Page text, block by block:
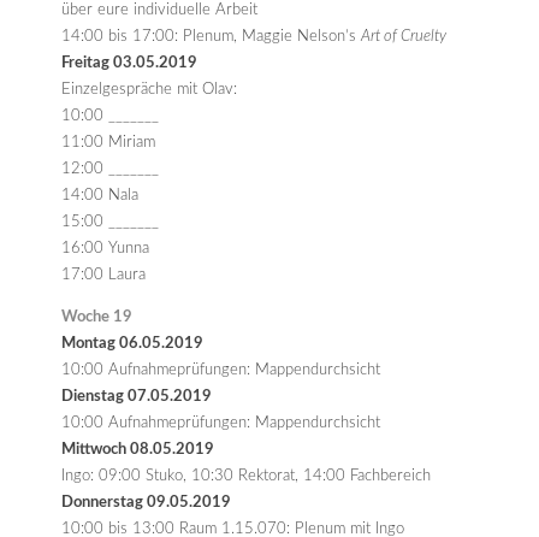
über eure individuelle Arbeit
14:00 bis 17:00: Plenum, Maggie Nelson’sArt of Cruelty
Freitag 03.05.2019
Einzelgespräche mit Olav:
10:00 _______
11:00 Miriam
12:00 _______
14:00 Nala
15:00 _______
16:00 Yunna
17:00 Laura
Woche 19
Montag 06.05.2019
10:00 Aufnahmeprüfungen: Mappendurchsicht
Dienstag 07.05.2019
10:00 Aufnahmeprüfungen: Mappendurchsicht
Mittwoch 08.05.2019
Ingo: 09:00 Stuko, 10:30 Rektorat, 14:00 Fachbereich
Donnerstag 09.05.2019
10:00 bis 13:00 Raum 1.15.070: Plenum mit Ingo